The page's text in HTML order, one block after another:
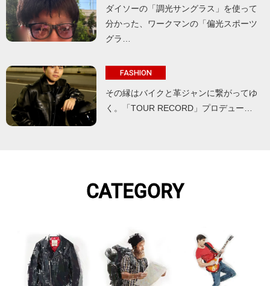
ダイソーの「調光サングラス」を使って
分かった、ワークマンの「偏光スポーツ
グラ…
FASHION
その縁はバイクと革ジャンに繋がってゆ
く。「TOUR RECORD」プロデュー…
CATEGORY